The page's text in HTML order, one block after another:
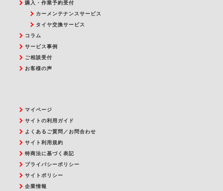
購入・作業予約受付
カーメンテナンスサービス
タイヤ交換サービス
コラム
サービス事例
ご相談受付
お客様の声
マイページ
サイトの利用ガイド
よくあるご質問／お問合わせ
サイト利用規約
特商法に基づく表記
プライバシーポリシー
サイトポリシー
企業情報